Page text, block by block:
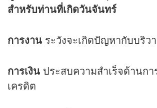
สำหรับท่านที่เกิดวันจันทร์
การงาน ระวังจะเกิดปัญหากับบริว
การเงิน ประสบความสำเร็จด้านกา
เครดิต